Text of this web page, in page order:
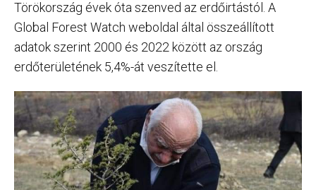
Törökország évek óta szenved az erdőirtástól. A
Global Forest Watch weboldal által összeállított
adatok szerint 2000 és 2022 között az ország
erdőterületének 5,4%-át veszítette el.